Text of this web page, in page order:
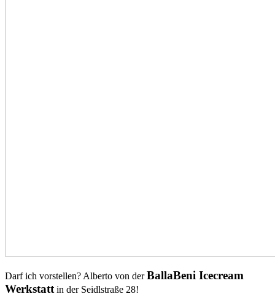
Darf ich vorstellen? Alberto von derBallaBeni Icecream
Werkstatt in der Seidlstraße 28!